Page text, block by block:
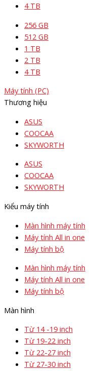
4 TB
256 GB
512 GB
1 TB
2 TB
4 TB
Máy tính (PC)
Thương hiệu
ASUS
COOCAA
SKYWORTH
ASUS
COOCAA
SKYWORTH
Kiểu máy tính
Màn hình máy tính
Máy tính All in one
Máy tính bộ
Màn hình máy tính
Máy tính All in one
Máy tính bộ
Màn hình
Từ 14 -19 inch
Từ 19-22 inch
Từ 22-27 inch
Từ 27-30 inch